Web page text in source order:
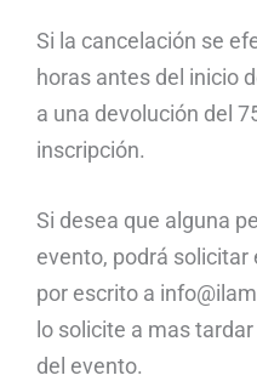
Si la cancelación se
horas antes del inicio
a una devolución del
inscripción.
Si desea que alguna
evento, podrá
por escrito a
lo solicite a mas
del evento.